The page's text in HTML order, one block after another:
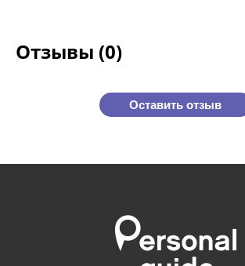
Отзывы (0)
Оставить отзыв